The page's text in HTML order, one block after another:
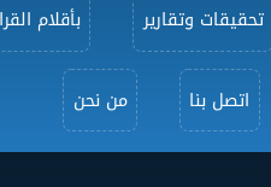
تحقيقات وتقارير بأقلام
اتصل بنا من نحن